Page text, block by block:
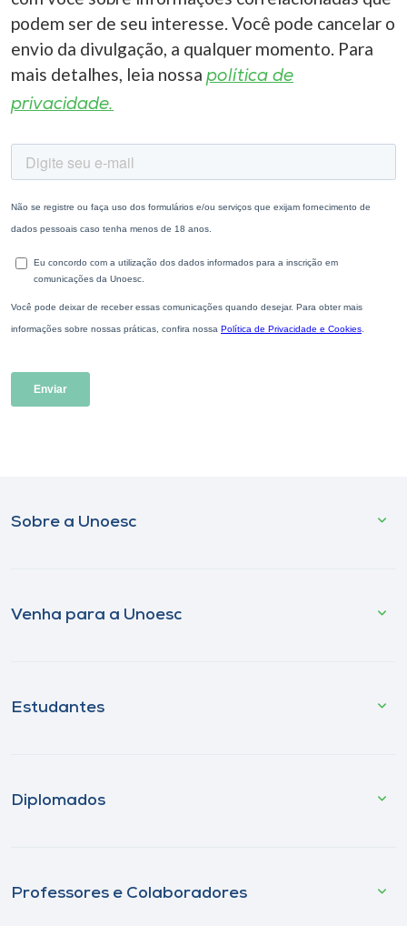
podem ser de seu interesse. Você pode cancelar o
envio da divulgação, a qualquer momento. Para
mais detalhes, leia nossa política de
privacidade.
Sobre a Unoesc
Venha para a Unoesc
Estudantes
Diplomados
Professores e Colaboradores